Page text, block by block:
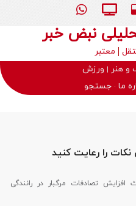
نبض خبر
معتبر
و هنر
ورزش
ما جستجو
را رعایت کنید
تصادفات مرگبار در رانندگی